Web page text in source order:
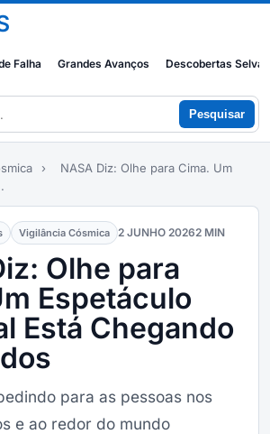
Falha Grandes Avanços Descobertas
Pesquisar
›
NASA Diz: Olhe para Cima. Um
Vigilância Cósmica 2 JUNHO 20262 MIN
Olhe para
Espetáculo
Está Chegando
para as pessoas nos
e ao redor do mundo